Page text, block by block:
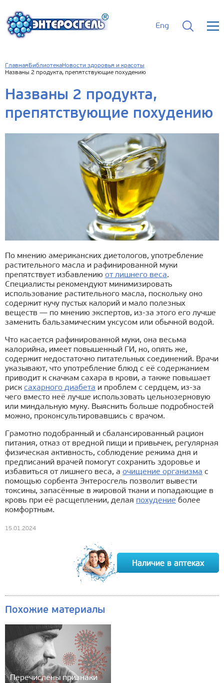
Eng
Главная БиблиотекаНовости здоровья и красоты
Названы 2 продукта, препятствующие похудению
Названы 2 продукта,
препятствующие похудению
По мнению американских диетологов, употребление
растительного масла и рафинированной муки
препятствует избавлению от лишнего веса.
Специалисты рекомендуют минимизировать
использование растительного масла, поскольку оно
содержит кучу пустых калорий и мало полезных
веществ — по мнению экспертов, из-за этого его лучше
заменить бальзамическим уксусом или обычной водой.
Что касается рафинированной муки, она весьма
калорийна, имеет повышенный ГИ, но, опять же,
содержит недостаточно питательных соединений. Врачи
указывают, что употребление блюд с её содержанием
приводит к скачкам сахара в крови, а также повышает
риск сахарного диабета и проблем с сердцем, из-за
чего вместо неё лучше использовать цельнозерновую
или миндальную муку. Выяснить больше подробностей
можно, проконсультировавшись с врачом.
Грамотно подобранный и сбалансированный рацион
питания, отказ от вредной пищи и привычек, регулярная
физическая активность, соблюдение режима дня и
предписаний врачей помогут сохранить здоровье и
избавиться от лишнего веса, а очищение организма с
помощью сорбента Энтеросгель позволит вывести
токсины, запасённые в жировой ткани и попадающие в
кровь при её расщеплении, делая похудение более
комфортным.
15.01.2024
Похожие материалы
Перечислены признаки